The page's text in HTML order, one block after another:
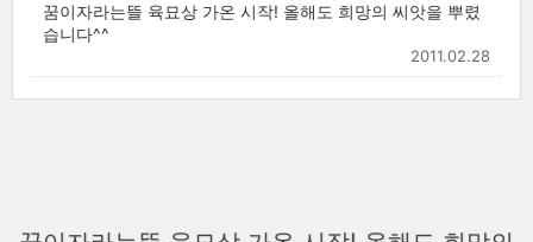
꿈이자라는뜰 육묘상 가온 시작! 올해도 희망의 씨앗을 뿌렸
습니다^^
2011.02.28